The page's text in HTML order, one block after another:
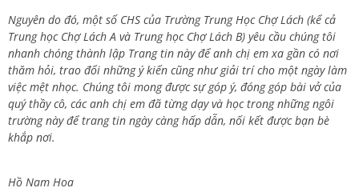
Nguyên do đó, một số CHS của Trường Trung Học Chợ Lách (kể cả
Trung học Chợ Lách A và Trung học Chợ Lách B) yêu cầu chúng tôi
nhanh chóng thành lập Trang tin này để anh chị em xa gần có nơi
thăm hỏi, trao đổi những ý kiến cũng như giải trí cho một ngày làm
việc mệt nhọc. Chúng tôi mong được sự góp ý, đóng góp bài vở của
quý thầy cô, các anh chị em đã từng dạy và học trong những ngôi
trường này để trang tin ngày càng hấp dẫn, nối kết được bạn bè
khắp nơi.
Hồ Nam Hoa